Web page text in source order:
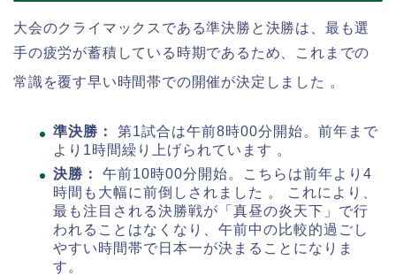
大会のクライマックスである準決勝と決勝は、最も選
手の疲労が蓄積している時期であるため、これまでの
常識を覆す早い時間帯での開催が決定しました 。
準決勝：
第1試合は午前8時00分開始。前年まで
より1時間繰り上げられています 。
決勝：
午前10時00分開始。こちらは前年より4
時間も大幅に前倒しされました 。 これにより、
最も注目される決勝戦が「真昼の炎天下」で行
われることはなくなり、午前中の比較的過ごし
やすい時間帯で日本一が決まることになりま
す。